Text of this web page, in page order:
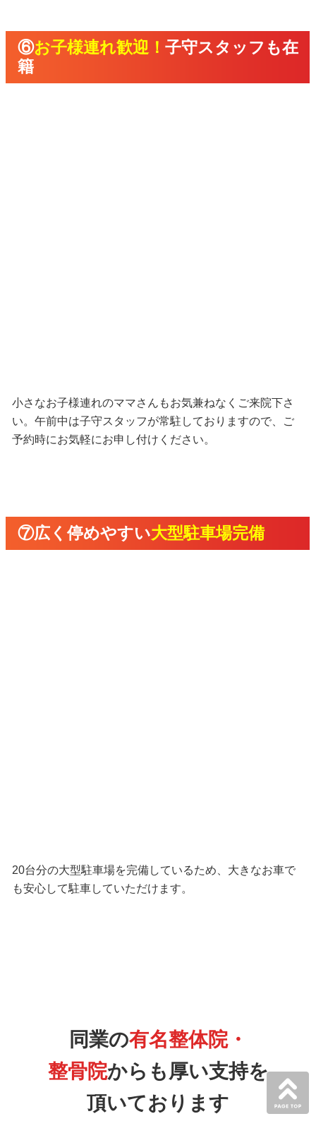
⑥お子様連れ歓迎！子守スタッフも在
籍
小さなお子様連れのママさんもお気兼ねなくご来院下さ
い。午前中は子守スタッフが常駐しておりますので、ご
予約時にお気軽にお申し付けください。
⑦広く停めやすい大型駐車場完備
20台分の大型駐車場を完備しているため、大きなお車で
も安心して駐車していただけます。
同業の有名整体院・
整骨院からも厚い支持を
頂いております